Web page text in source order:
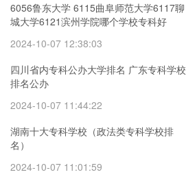
6056鲁东大学 6115曲阜师范大学6117聊
城大学6121滨州学院哪个学校专科好
2024-10-07 12:38:03
四川省内专科公办大学排名 广东专科学校
排名公办
2024-10-07 11:44:22
湖南十大专科学校（政法类专科学校排
名）
2024-10-07 11:01:59